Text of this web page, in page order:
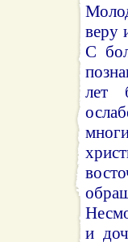
веру
С
лет
и